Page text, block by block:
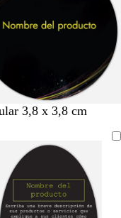
3,8 x 3,8 cm